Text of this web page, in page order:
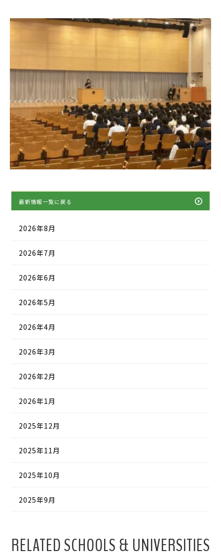
最新情報一覧に戻る
2026年8月
2026年7月
2026年6月
2026年5月
2026年4月
2026年3月
2026年2月
2026年1月
2025年12月
2025年11月
2025年10月
2025年9月
RELATED SCHOOLS & UNIVERSITIES